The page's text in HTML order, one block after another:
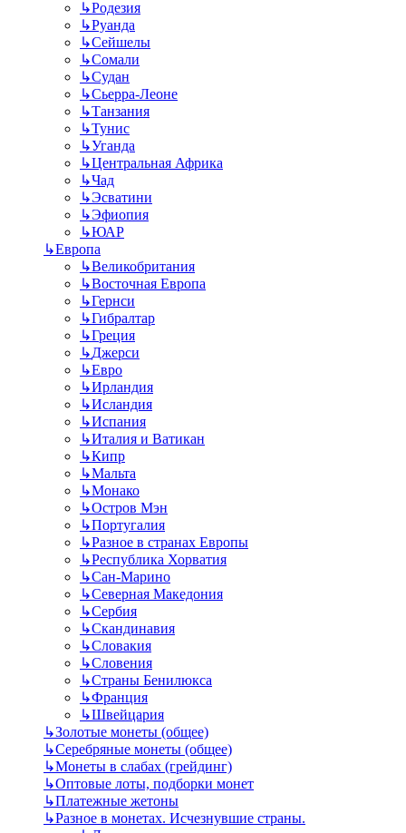
↳Родезия
↳Руанда
↳Сейшелы
↳Сомали
↳Судан
↳Сьерра-Леоне
↳Танзания
↳Тунис
↳Уганда
↳Центральная Африка
↳Чад
↳Эсватини
↳Эфиопия
↳ЮАР
↳Европа
↳Великобритания
↳Восточная Европа
↳Гернси
↳Гибралтар
↳Греция
↳Джерси
↳Евро
↳Ирландия
↳Исландия
↳Испания
↳Италия и Ватикан
↳Кипр
↳Мальта
↳Монако
↳Остров Мэн
↳Португалия
↳Разное в странах Европы
↳Республика Хорватия
↳Сан-Марино
↳Северная Македония
↳Сербия
↳Скандинавия
↳Словакия
↳Словения
↳Страны Бенилюкса
↳Франция
↳Швейцария
↳Золотые монеты (общее)
↳Серебряные монеты (общее)
↳Монеты в слабах (грейдинг)
↳Оптовые лоты, подборки монет
↳Платежные жетоны
↳Разное в монетах. Исчезнувшие страны.